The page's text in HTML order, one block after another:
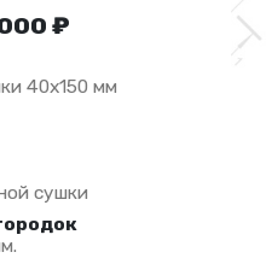
₽
40х150 мм
сушки